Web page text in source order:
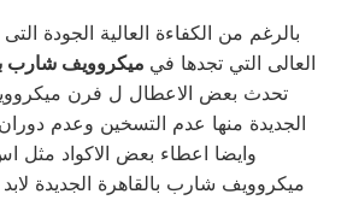
بالرغم من الكفاءة العالية الجودة التى
العالى التي تجدها في ميكروويف شارب
تحدث بعض الاعطال ل فرن
الجديدة منها عدم التسخين وعدم
وايضا اعطاء بعض الاكواد مثل
ميكروويف شارب بالقاهرة الجديدة